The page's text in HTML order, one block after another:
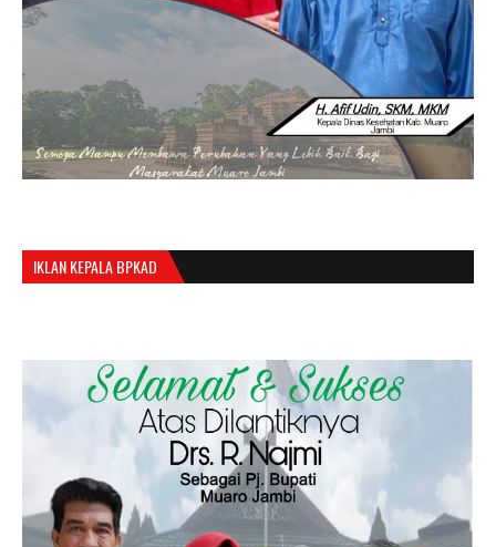
IKLAN KEPALA BPKAD